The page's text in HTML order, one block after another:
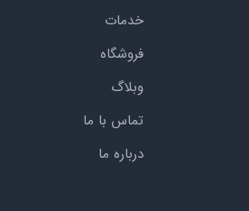
خدمات
فروشگاه
وبلاگ
تماس با ما
درباره ما